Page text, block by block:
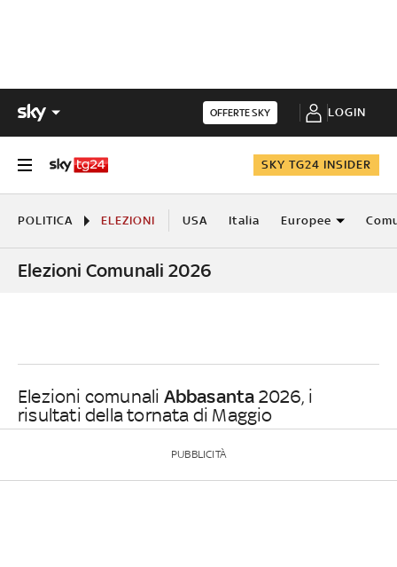
OFFERTE SKY LOGIN
SKY TG24 INSIDER
POLITICA ELEZIONI USA Italia Europee
Elezioni Comunali 2026
Elezioni comunali Abbasanta 2026, i
risultati della tornata di Maggio
PUBBLICITÀ